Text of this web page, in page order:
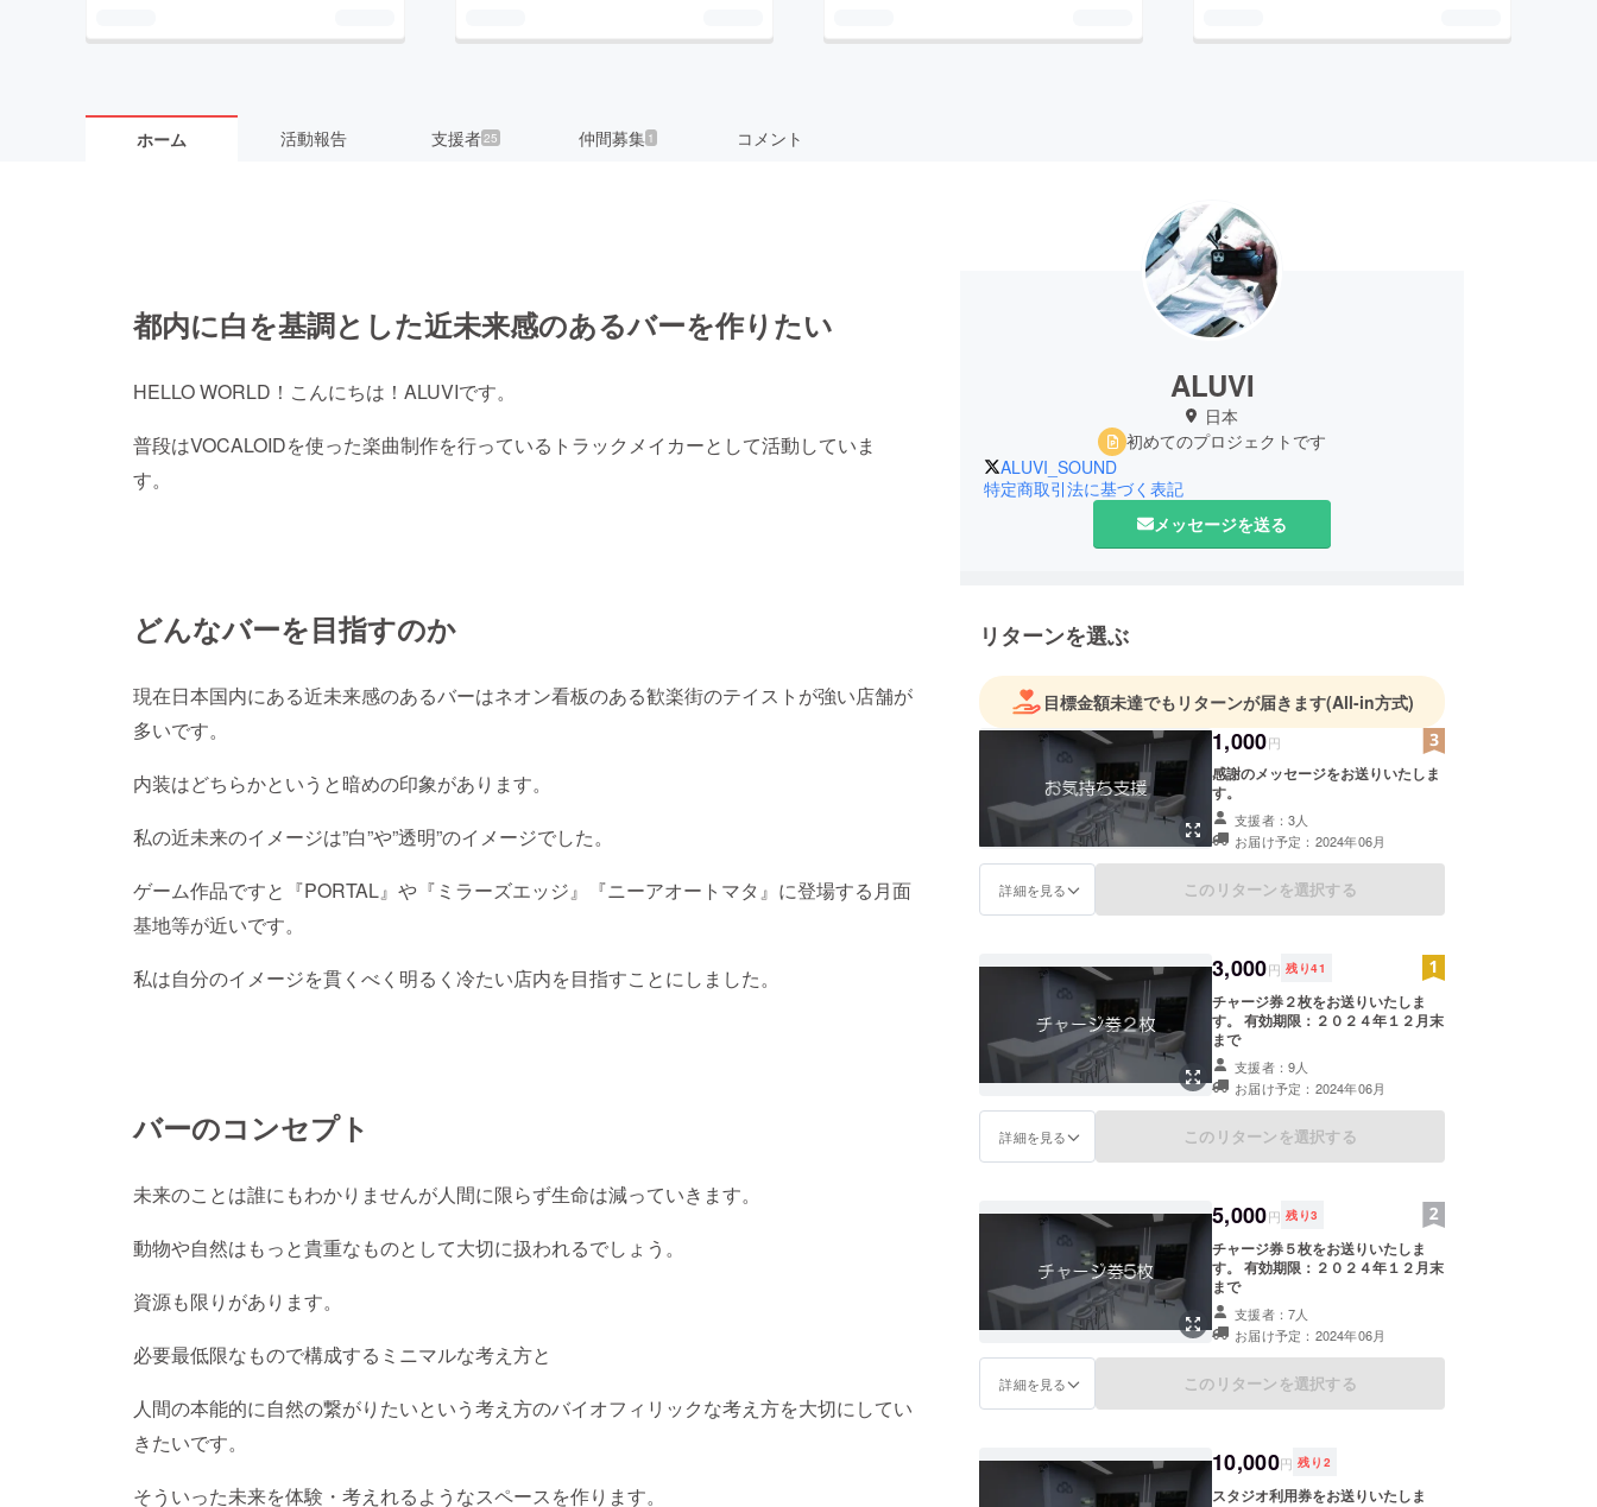
ホーム 活動報告 支援者25 仲間募集 1 コメント
都内に白を基調とした近未来感のあるバーを作りたい
HELLO WORLD！こんにちは！ALUVIです。
普段はVOCALOIDを使った楽曲制作を行っているトラックメイカーとして活動していま
す。
どんなバーを目指すのか
現在日本国内にある近未来感のあるバーはネオン看板のある歓楽街のテイストが強い店舗が
多いです。
内装はどちらかというと暗めの印象があります。
私の近未来のイメージは”白”や”透明”のイメージでした。
ゲーム作品ですと『PORTAL』や『ミラーズエッジ』『ニーアオートマタ』に登場する月面
基地等が近いです。
私は自分のイメージを貫くべく明るく冷たい店内を目指すことにしました。
バーのコンセプト
未来のことは誰にもわかりませんが人間に限らず生命は減っていきます。
動物や自然はもっと貴重なものとして大切に扱われるでしょう。
資源も限りがあります。
必要最低限なもので構成するミニマルな考え方と
人間の本能的に自然の繋がりたいという考え方のバイオフィリックな考え方を大切にしてい
きたいです。
そういった未来を体験・考えれるようなスペースを作ります。
ALUVI
日本
初めてのプロジェクトです
ALUVI_SOUND
特定商取引法に基づく表記
メッセージを送る
リターンを選ぶ
目標金額未達でもリターンが届きます(All-in方式)
1,000円
感謝のメッセージをお送りいたしま
す。
支援者：3人
お届け予定：2024年06月
詳細を見る このリターンを選択する
3,000円 残り41
チャージ券２枚をお送りいたしま
す。 有効期限：２０２４年１２月末
まで
支援者：9人
お届け予定：2024年06月
詳細を見る このリターンを選択する
5,000円 残り3
チャージ券５枚をお送りいたしま
す。 有効期限：２０２４年１２月末
まで
支援者：7人
お届け予定：2024年06月
詳細を見る このリターンを選択する
10,000円 残り 2
スタジオ利用券をお送りいたしま